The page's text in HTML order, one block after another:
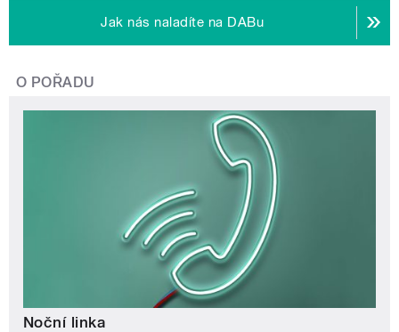
Jak nás naladíte na DABu
O POŘADU
Noční linka